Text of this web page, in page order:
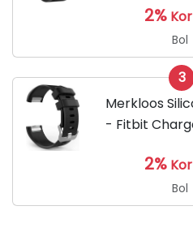
Armband
voor de
Polsband /
2%
Bol
3
Merkloos
- Fitbit
2%
Bol